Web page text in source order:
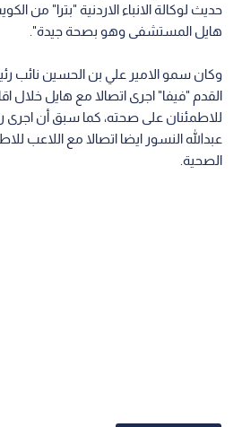
حديث لوكالة الانباء الاردنية "بترا" من
هايل المستشفى وهو بصحة جيدة".
وكان سمو الامير علي بن الحسين نائب
القدم "فيفا" اجرى اتصالا مع هايل خلال
للاطمئنان على صحته، كما سبق أن اجرى
عبدالله النسور ايضا اتصالا مع اللاعب
الصحية.